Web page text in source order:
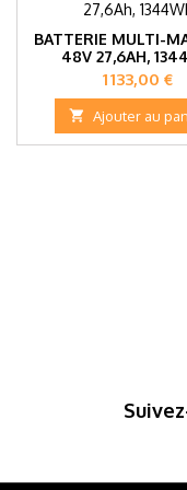
BATTERIE MULTI-
48V 27,6AH,
Prix
1 133,00 €
 Ajouter au